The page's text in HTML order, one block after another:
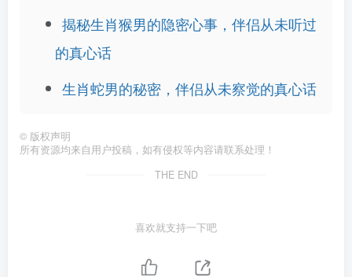
揭秘生肖猴男的隐密心事，伴侣从未听过
的真心话
生肖蛇男的秘密，伴侣从未察觉的真心话
© 版权声明
所有资源均来自用户投稿，如有侵权等内容请联系处理！
THE END
喜欢就支持一下吧